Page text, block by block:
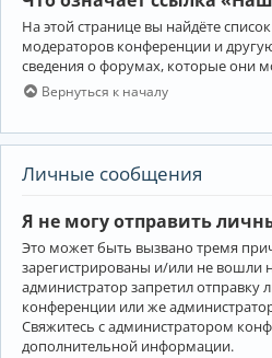
На этой странице вы найдёте
модераторов конференции и
сведения о форумах, которые они
Вернуться к началу
Личные сообщения
Я не могу отправить
Это может быть вызвано тремя
зарегистрированы и/или не вошли
администратор запретил
конференции или же
Свяжитесь с администратором
дополнительной информации.